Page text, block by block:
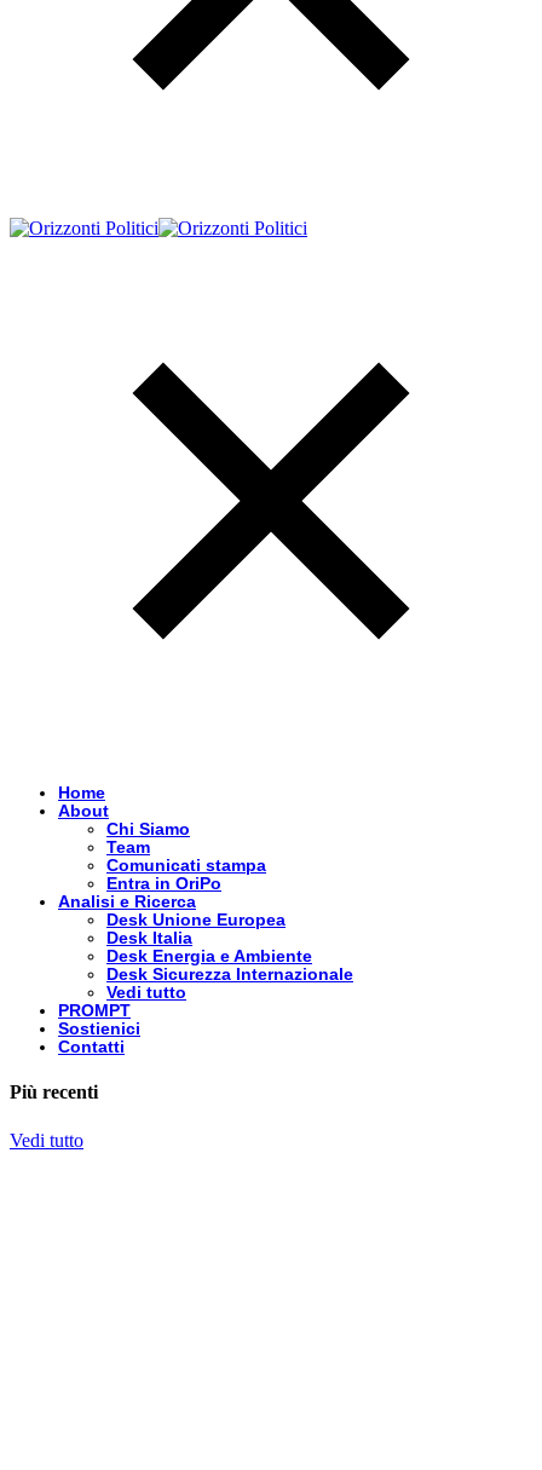
Home
About
Chi Siamo
Team
Comunicati stampa
Entra in OriPo
Analisi e Ricerca
Desk Unione Europea
Desk Italia
Desk Energia e Ambiente
Desk Sicurezza Internazionale
Vedi tutto
PROMPT
Sostienici
Contatti
Più recenti
Vedi tutto